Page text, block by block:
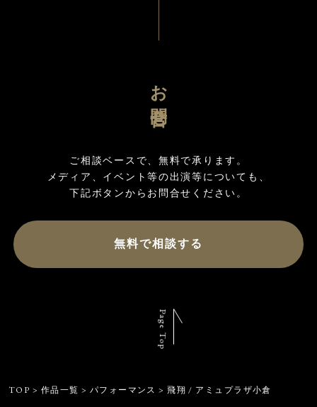
お問合せ
ご相談ベースで、無料で承ります。
メディア、イベント等の出演等についても、
無料で相談する
Page Top
TOP > 作品一覧 > パフォーマンス >飛翔 / アミュプラザ小倉